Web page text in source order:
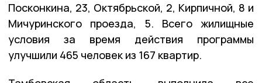
Посконкина, 23, Октябрьской, 2, Кирпичной, 8 и
Мичуринского проезда, 5. Всего жилищные
условия за время действия программы
улучшили 465 человек из 167 квартир.